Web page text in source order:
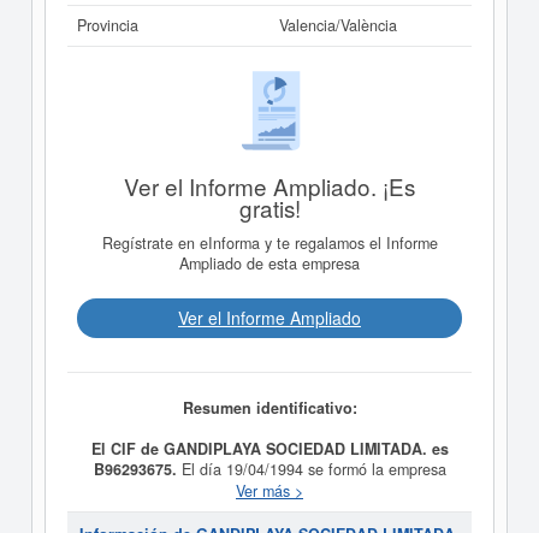
Provincia
Valencia/València
Ver el Informe Ampliado. ¡Es
gratis!
Regístrate en eInforma y te regalamos el Informe
Ampliado de esta empresa
Ver el Informe Ampliado
Resumen identificativo:
El CIF de GANDIPLAYA SOCIEDAD LIMITADA. es
B96293675. El día 19/04/1994 se formó la empresa
GANDIPLAYA SOCIEDAD LIMITADA.
de PROMOCION CONSTRUCCION, COMPRA. VENTA,
Ver más >